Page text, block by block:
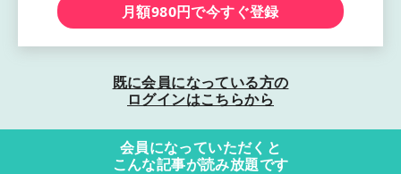
月額980円で今すぐ登録
既に会員になっている方の
ログインはこちらから
会員になっていただくと
こんな記事が読み放題です